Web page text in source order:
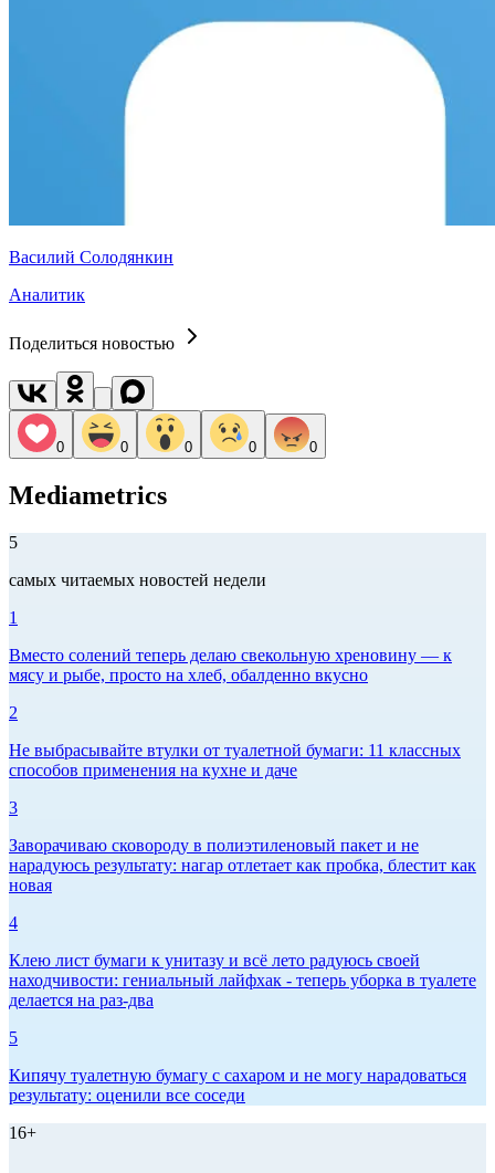
Василий Солодянкин
Аналитик
Поделиться новостью
0 0 0 0 0
Mediametrics
5
самых читаемых новостей недели
1
Вместо солений теперь делаю свекольную хреновину — к
мясу и рыбе, просто на хлеб, обалденно вкусно
2
Не выбрасывайте втулки от туалетной бумаги: 11 классных
способов применения на кухне и даче
3
Заворачиваю сковороду в полиэтиленовый пакет и не
нарадуюсь результату: нагар отлетает как пробка, блестит как
новая
4
Клею лист бумаги к унитазу и всё лето радуюсь своей
находчивости: гениальный лайфхак - теперь уборка в туалете
делается на раз-два
5
Кипячу туалетную бумагу с сахаром и не могу нарадоваться
результату: оценили все соседи
16+